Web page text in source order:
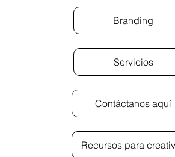
Branding
Servicios
Contáctanos aquí
Recursos para